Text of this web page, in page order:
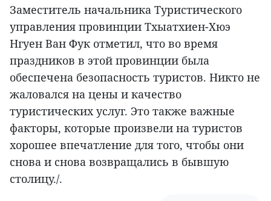
Заместитель начальника Туристического
управления провинции Тхыатхиен-Хюэ
Нгуен Ван Фук отметил, что во время
праздников в этой провинции была
обеспечена безопасность туристов. Никто не
жаловался на цены и качество
туристических услуг. Это также важные
факторы, которые произвели на туристов
хорошее впечатление для того, чтобы они
снова и снова возвращались в бывшую
столицу./.